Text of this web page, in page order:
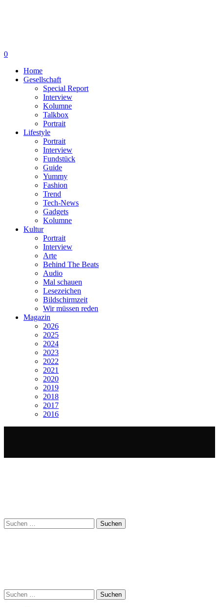
0
Home
Gesellschaft
Special Report
Interview
Kolumne
Talkbox
Portrait
Lifestyle
Portrait
Interview
Fundstück
Guide
Yummy
Fashion
Trend
Tech-News
Gadgets
Kolumne
Kultur
Portrait
Interview
Arte
Behind The Beats
Audio
Mal schauen
Lesezeichen
Bildschirmzeit
Wir müssen reden
Magazin
2026
2025
2024
2023
2022
2021
2020
2019
2018
2017
2016
Suchen
nach:
Suchen
nach: